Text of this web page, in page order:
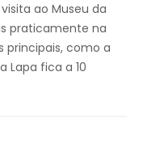
ao Museu da
praticamente na
principais, como a
Lapa fica a 10